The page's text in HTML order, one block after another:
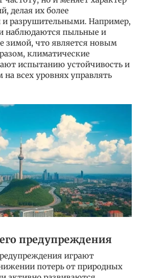
делая их более
разрушительными. Например,
наблюдаются пыльные и
зимой, что является новым
климатические
испытанию устойчивость и
на всех уровнях управлять
предупреждения
играют
потерь от природных